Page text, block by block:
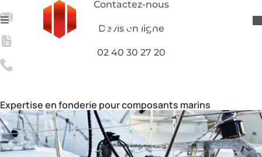
Contactez-nous
Devis en ligne
02 40 30 27 20
Expertise en fonderie pour composants marins